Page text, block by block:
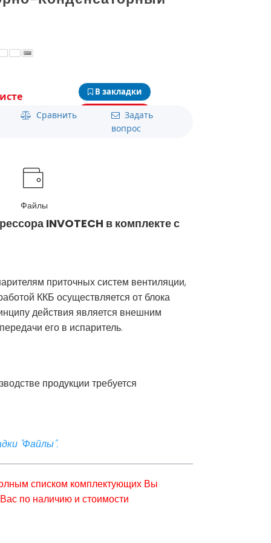
В закладки
Прайс-лист
Сравнить
Задать
вопрос
Файлы
INVOTECH в комплекте с
приточных систем вентиляции,
ККБ осуществляется от блока
действия является внешним
его в испаритель.
продукции требуется
"Файлы".
списком комплектующих Вы
по наличию и стоимости